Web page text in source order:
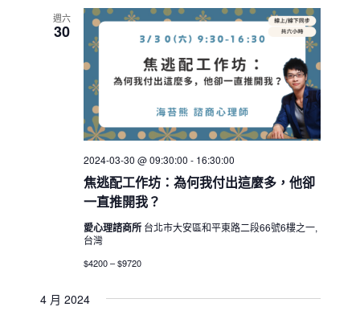
週六
30
焦逃配工作坊：為何我付出這麼多，他卻
一直推開我？
2024-03-30 @ 09:30:00 - 16:30:00
愛心理諮商所 台北市大安區和平東路二段66號6樓之一,
台灣
$4200 – $9720
4 月 2024